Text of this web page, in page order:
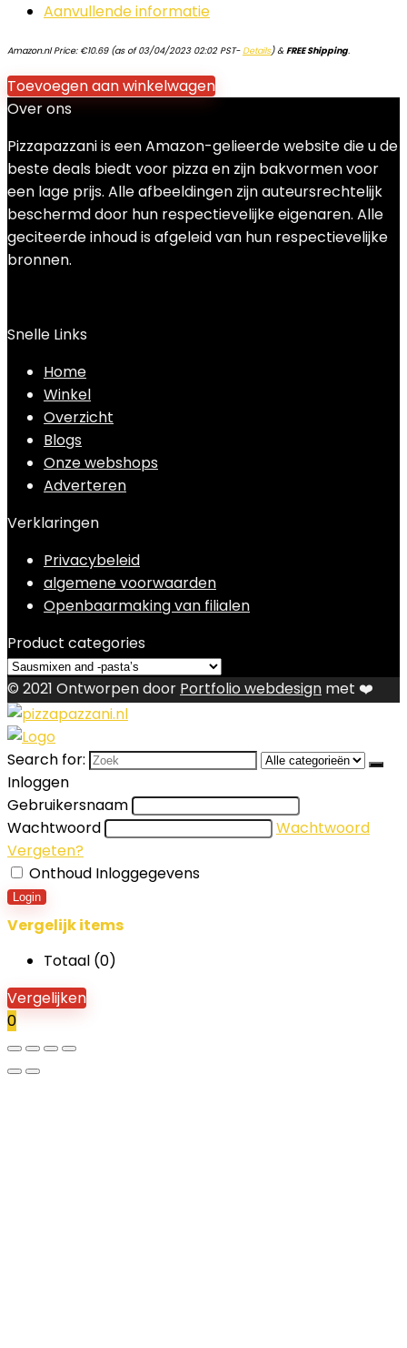
Aanvullende informatie
Amazon.nl Price: €10.69(as of 03/04/2023 02:02 PST-Details)&FREE Shipping.
Toevoegen aan winkelwagen
Over ons
Pizzapazzani is een Amazon-gelieerde website die u de
beste deals biedt voor pizza en zijn bakvormen voor
een lage prijs. Alle afbeeldingen zijn auteursrechtelijk
beschermd door hun respectievelijke eigenaren. Alle
geciteerde inhoud is afgeleid van hun respectievelijke
bronnen.
Snelle Links
Home
Winkel
Overzicht
Blogs
Onze webshops
Adverteren
Verklaringen
Privacybeleid
algemene voorwaarden
Openbaarmaking van filialen
Product categories
© 2021 Ontworpen door Portfolio webdesign met ❤️
Search for:
Inloggen
Gebruikersnaam
Wachtwoord
Wachtwoord
Vergeten?
Onthoud Inloggegevens
Login
Vergelijk items
Totaal (0)
Vergelijken
0